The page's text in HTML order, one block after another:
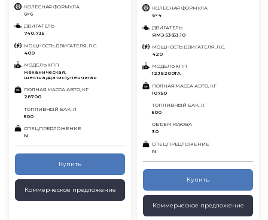
КОЛЕСНАЯ ФОРМУЛА
6×6
ДВИГАТЕЛЬ
740.735
МОЩНОСТЬ ДВИГАТЕЛЯ, Л.С.
400
МОДЕЛЬ КПП
механическая,
шестнадцатиступенчатая
ПОЛНАЯ МАССА АВТО, КГ
28700
ТОПЛИВНЫЙ БАК, Л
500
СПЕЦПРЕДЛОЖЕНИЕ
N
Купить
Коммерческое предложение
КОЛЕСНАЯ ФОРМУЛА
6×4
ДВИГАТЕЛЬ
ЯМЗ-53653.10
МОЩНОСТЬ ДВИГАТЕЛЯ, Л.С.
420
МОДЕЛЬ КПП
12JS200TA
ПОЛНАЯ МАССА АВТО, КГ
10750
ТОПЛИВНЫЙ БАК, Л
500
ОБЪЕМ КУЗОВА
30
СПЕЦПРЕДЛОЖЕНИЕ
N
Купить
Коммерческое предложение